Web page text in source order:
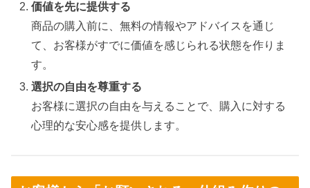
価値を先に提供する
商品の購入前に、無料の情報やアドバイスを通じ
て、お客様がすでに価値を感じられる状態を作りま
す。
選択の自由を尊重する
お客様に選択の自由を与えることで、購入に対する
心理的な安心感を提供します。